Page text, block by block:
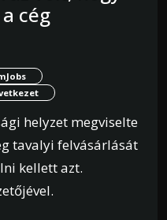
cég
helyzet megviselte
tavalyi felvásárlását
kellett azt.